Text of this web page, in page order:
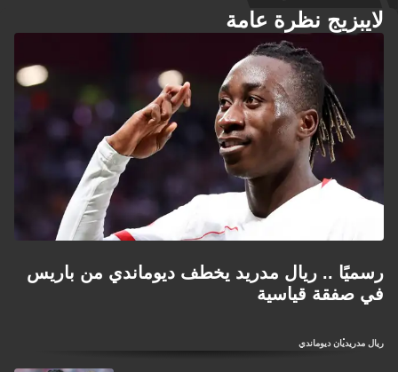
للحصول على الجناح النرويجي أنتونيو نوسا، الذي أبدى موافقة
مبدئية على الانتقال. خسارة لاعبَي الجناح الرئيسيَّين في وقت
واحد ستُلقي بظلالها الثقيلة على المدرب الجديد مارتن
ديميكيليس، الذي تولّى المنصب خلفاً لأولي فيرنر.
في المقابل، يسعى النادي إلى تعزيز صفوفه. فيسنيك أسلاني من
مليون يورو، فيما تتقدم محادثات التعاقد مع ناديم أميري من
ماينتس. غير أن إتمام هذه الصفقات مرهون بإخراج لاعبين من
لايبزيغ يستعد لمواجهة ليدز يونايتد في مباراة ودية قبل انطلاق
الموسم، وسيدخل البوندسليغا الجديدة في ظل إدارة رياضية تحت
الرياضي العالمي لريد بول.
لايبزيج نظرة عامة
رسميًا .. ريال مدريد يخطف ديوماندي من باريس
في صفقة قياسية
ريال مدريديان ديوماندي